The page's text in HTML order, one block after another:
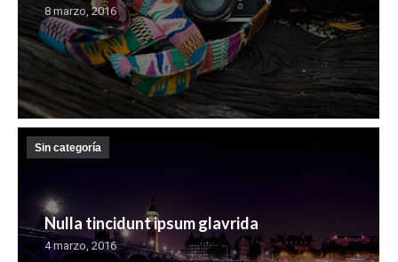
8 marzo, 2016
Sin categoría
Nulla tincidunt ipsum glavrida
4 marzo, 2016